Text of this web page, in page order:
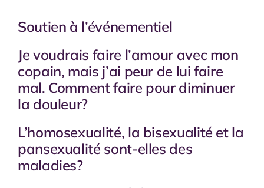
Soutien à l’événementiel
Je voudrais faire l’amour avec mon
copain, mais j’ai peur de lui faire
mal. Comment faire pour diminuer
la douleur?
L’homosexualité, la bisexualité et la
pansexualité sont-elles des
maladies?